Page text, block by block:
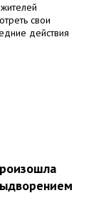
свои
действия